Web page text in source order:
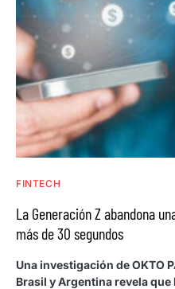
FINTECH
La Generación Z abandona
más de 30 segundos
Una investigación de OKTO
Brasil y Argentina revela